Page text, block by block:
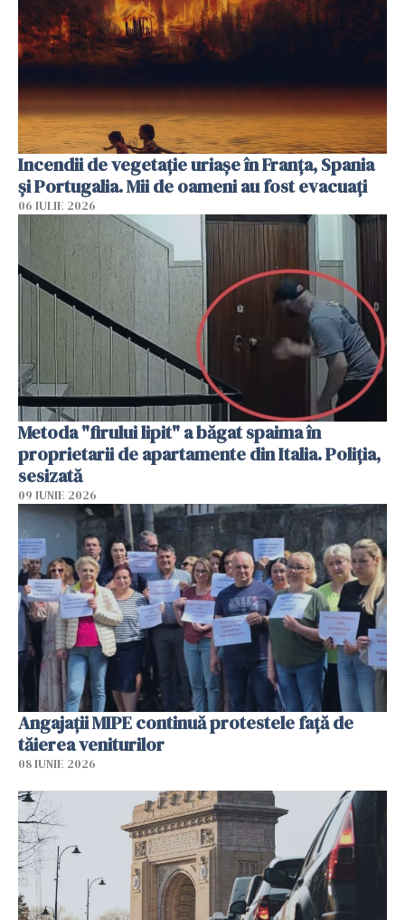
Incendii de vegetație uriașe în Franța, Spania
și Portugalia. Mii de oameni au fost evacuați
06 IULIE 2026
Metoda "firului lipit" a băgat spaima în
proprietarii de apartamente din Italia. Poliția,
sesizată
09 IUNIE 2026
Angajaţii MIPE continuă protestele faţă de
tăierea veniturilor
08 IUNIE 2026